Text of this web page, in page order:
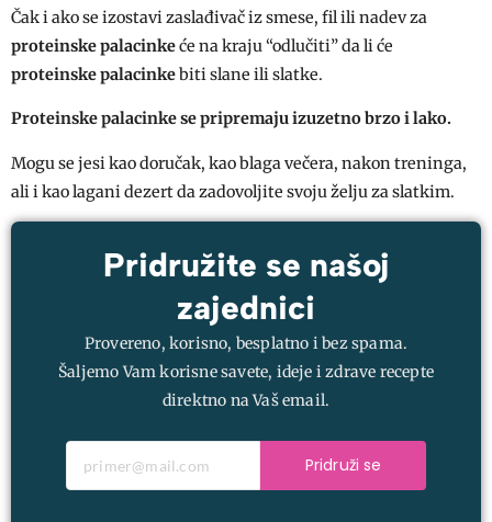
Čak i ako se izostavi zaslađivač iz smese, fil ili nadev za
proteinske palacinkeće na kraju “odlučiti” da li će
proteinske palacinkebiti slane ili slatke.
Proteinske palacinkese pripremaju izuzetno brzo i lako.
Mogu se jesi kao doručak, kao blaga večera, nakon treninga,
ali i kao lagani dezert da zadovoljite svoju želju za slatkim.
Pridružite se našoj
zajednici
Provereno, korisno, besplatno i bez spama.
Šaljemo Vam korisne savete, ideje i zdrave recepte
direktno na Vaš email.
Pridruži se